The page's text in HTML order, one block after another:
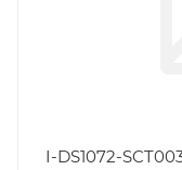
I-DS1072-